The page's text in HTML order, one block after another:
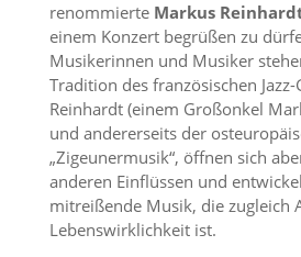
renommierte Markus
einem Konzert begrüßen zu
Musikerinnen und Musiker
Tradition des französischen
Reinhardt (einem Großonkel
und andererseits der
„Zigeunermusik“, öffnen sich
anderen Einflüssen und
mitreißende Musik, die zugleich
Lebenswirklichkeit ist.